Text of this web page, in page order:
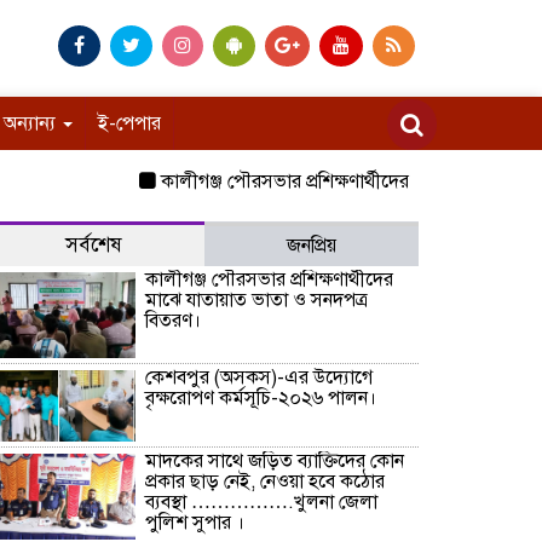
অন্যান্য ই-পেপার
কালীগঞ্জ পৌরসভার প্রশিক্ষণার্থীদের মাঝে যাতায়াত ভাতা
সর্বশেষ
জনপ্রিয়
কালীগঞ্জ পৌরসভার প্রশিক্ষণার্থীদের
মাঝে যাতায়াত ভাতা ও সনদপত্র
বিতরণ।
কেশবপুর (অসকস)-এর উদ্যোগে
বৃক্ষরোপণ কর্মসূচি-২০২৬ পালন।
মাদকের সাথে জড়িত ব্যাক্তিদের কোন
প্রকার ছাড় নেই, নেওয়া হবে কঠোর
ব্যবস্থা …………….খুলনা জেলা
পুলিশ সুপার ।